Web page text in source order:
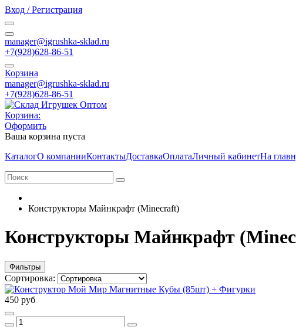
Вход / Регистрация
manager@igrushka-sklad.ru
+7(928)628-86-51
Корзина
manager@igrushka-sklad.ru
+7(928)628-86-51
Корзина:
Оформить
Ваша корзина пуста
КаталогО компанииКонтактыДоставкаОплатаЛичный кабинетНа
Конструкторы Майнкрафт (Minecraft)
Конструкторы Майнкрафт
Фильтры
Сортировка:
450 руб